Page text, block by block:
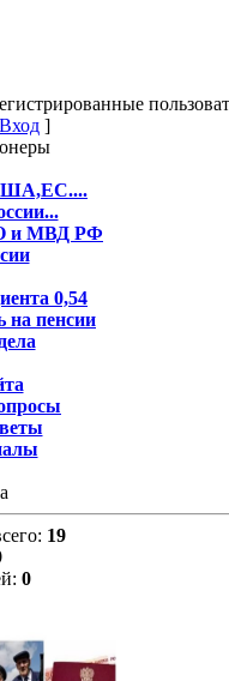
Вход]
и МВД РФ
0,54
на пенсии
19
0